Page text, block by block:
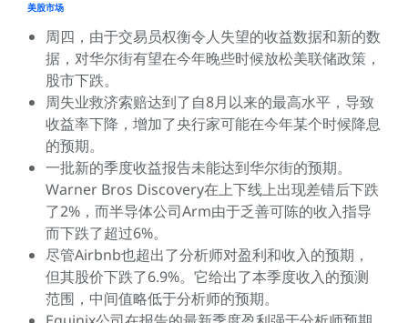
美股市场
周四，由于交易员权衡令人失望的收益数据和新的数
据，对华尔街有望在今年晚些时候放松美联储政策，
股市下跌。
周失业救济索赔达到了自8月以来的最高水平，导致
收益率下降，增加了央行家可能在今年某个时候降息
的预期。
一批新的季度收益报告未能达到华尔街的预期。
Warner Bros Discovery在上下线上出现差错后下跌
了2%，而半导体公司Arm由于乏善可陈的收入指导
而下跌了超过6%。
尽管Airbnb也超出了分析师对盈利和收入的预期，
但其股价下跌了6.9%。它给出了本季度收入的预测
范围，中间值略低于分析师的预期。